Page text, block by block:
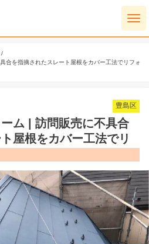
合を指摘されたスレート屋根をカバー工法でリフォ
豊島区
ム | 訪問販売に不具合
屋根をカバー工法でリ